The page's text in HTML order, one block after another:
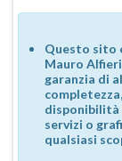
Questo sito
Mauro
garanzia di
servizi o
qualsiasi